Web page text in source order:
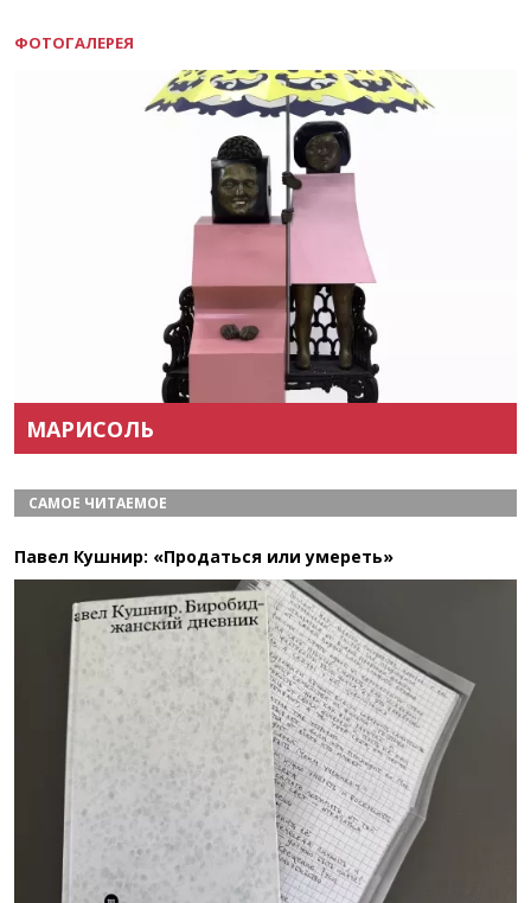
ФОТОГАЛЕРЕЯ
МАРИСОЛЬ
САМОЕ ЧИТАЕМОЕ
Павел Кушнир: «Продаться или умереть»